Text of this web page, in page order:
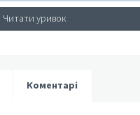
Читати уривок
Коментарі